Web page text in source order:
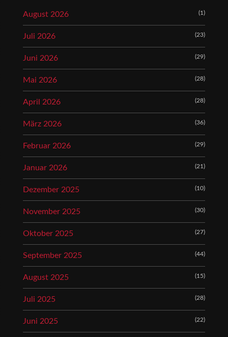
August 2026 (1)
Juli 2026 (23)
Juni 2026 (29)
Mai 2026 (28)
April 2026 (28)
März 2026 (36)
Februar 2026 (29)
Januar 2026 (21)
Dezember 2025 (10)
November 2025 (30)
Oktober 2025 (27)
September 2025 (44)
August 2025 (15)
Juli 2025 (28)
Juni 2025 (22)